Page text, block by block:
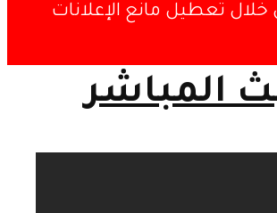
تعطيل مانع الإعلانات
المباشر